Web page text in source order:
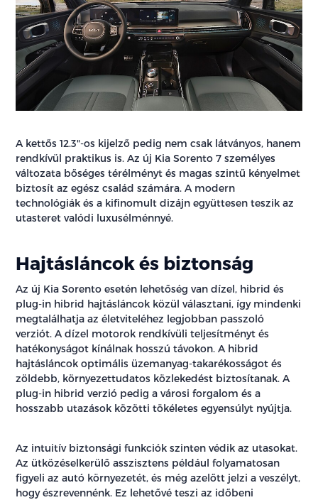
A kettős 12.3"-os kijelző pedig nem csak látványos, hanem
rendkívül praktikus is. Az új Kia Sorento 7 személyes
változata bőséges térélményt és magas szintű kényelmet
biztosít az egész család számára. A modern
technológiák és a kifinomult dizájn együttesen teszik az
utasteret valódi luxusélménnyé.
Hajtásláncok és biztonság
Az új Kia Sorento esetén lehetőség van dízel, hibrid és
plug-in hibrid hajtásláncok közül választani, így mindenki
megtalálhatja az életviteléhez legjobban passzoló
verziót. A dízel motorok rendkívüli teljesítményt és
hatékonyságot kínálnak hosszú távokon. A hibrid
hajtásláncok optimális üzemanyag-takarékosságot és
zöldebb, környezettudatos közlekedést biztosítanak. A
plug-in hibrid verzió pedig a városi forgalom és a
hosszabb utazások közötti tökéletes egyensúlyt nyújtja.
Az intuitív biztonsági funkciók szinten védik az utasokat.
Az ütközéselkerülő asszisztens például folyamatosan
figyeli az autó környezetét, és még azelőtt jelzi a veszélyt,
hogy észrevennénk. Ez lehetővé teszi az időbeni